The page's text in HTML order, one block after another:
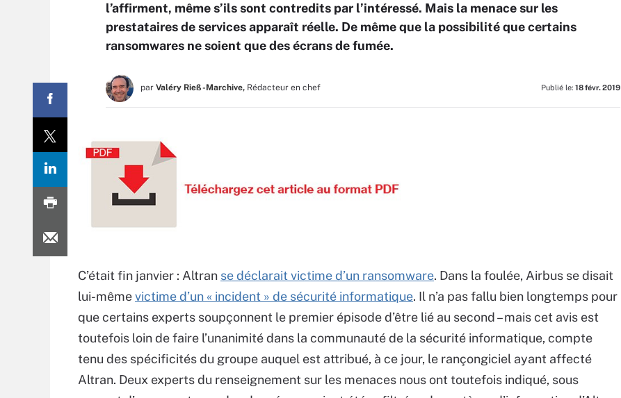
l’affirment, même s’ils sont contredits par l’intéressé. Mais la menace sur les
prestataires de services apparaît réelle. De même que la possibilité que certains
ransomwares ne soient que des écrans de fumée.
par Valéry Rieß-Marchive, Rédacteur en chef Publié le: 18 févr. 2019
C’était fin janvier : Altran se déclarait victime d’un ransomware. Dans la foulée, Airbus se disait
lui-mêmevictime d’un « incident » de sécurité informatique. Il n’a pas fallu bien longtemps pour
que certains experts soupçonnent le premier épisode d’être lié au second – mais cet avis est
toutefois loin de faire l’unanimité dans la communauté de la sécurité informatique, compte
tenu des spécificités du groupe auquel est attribué, à ce jour, le rançongiciel ayant affecté
Altran. Deux experts du renseignement sur les menaces nous ont toutefois indiqué, sous